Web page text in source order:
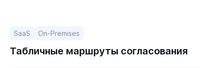
SaaS On-Premises
Табличные маршруты согласования